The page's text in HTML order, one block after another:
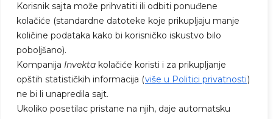
Korisnik sajta može prihvatiti ili odbiti ponuđene
kolačiće (standardne datoteke koje prikupljaju manje
količine podataka kako bi korisničko iskustvo bilo
poboljšano).
Kompanija Invekta kolačiće koristi i za prikupljanje
opštih statističkih informacija (više u Politici privatnosti)
ne bi li unapredila sajt.
Ukoliko posetilac pristane na njih, daje automatsku
PRATITE NAS NA FEJSBUKU I
INSTAGRAMU